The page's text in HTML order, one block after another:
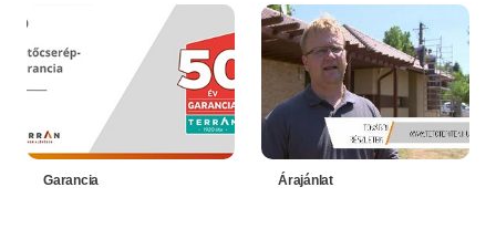
Garancia Árajánlat